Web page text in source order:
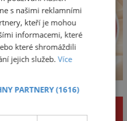
s našimi reklamními
kteří je mohou
informacemi, které
které shromáždili
jejich služeb.Více
PARTNERY(1616)